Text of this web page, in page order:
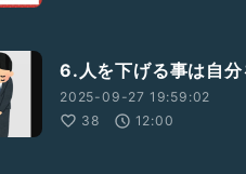
6.人を下げる事は自
2025-09-27 19:59:02
38
12:00